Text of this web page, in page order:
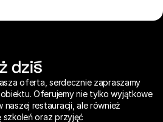
dziś
oferta, serdecznie zapraszamy
Oferujemy nie tylko wyjątkowe
naszej restauracji, ale również
oraz przyjęć